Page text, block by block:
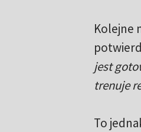
Kolejne
jest
trenuje
To